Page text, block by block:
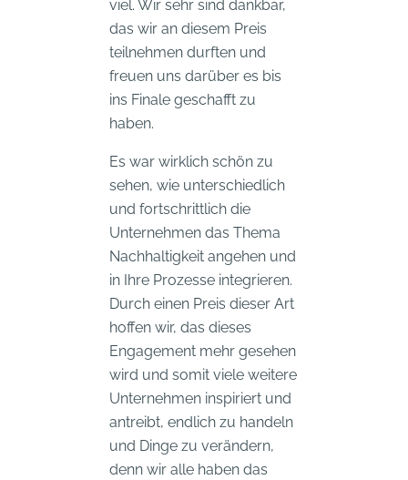
viel. Wir sehr sind dankbar,
das wir an diesem Preis
teilnehmen durften und
freuen uns darüber es bis
ins Finale geschafft zu
haben.
Es war wirklich schön zu
sehen, wie unterschiedlich
und fortschrittlich die
Unternehmen das Thema
Nachhaltigkeit angehen und
in Ihre Prozesse integrieren.
Durch einen Preis dieser Art
hoffen wir, das dieses
Engagement mehr gesehen
wird und somit viele weitere
Unternehmen inspiriert und
antreibt, endlich zu handeln
und Dinge zu verändern,
denn wir alle haben das